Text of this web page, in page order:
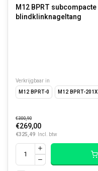
M12 BPRT subcompacte
blindklinknageltang
Verkrijgbaar in
M12 BPRT-0
M12 BPRT-201X
€300,90
€269,00
€325,49 Incl. btw